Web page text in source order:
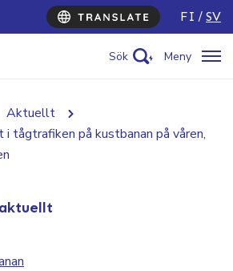
FI SV
Sök Meny
Aktuellt
tågtrafiken på kustbanan på våren,